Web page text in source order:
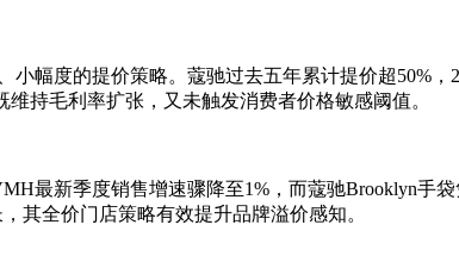
幅度的提价策略。蔻驰过去五年累计提价超50%
持毛利率扩张，又未触发消费者价格敏感阈值。
最新季度销售增速骤降至1%，而蔻驰Brooklyn手
其全价门店策略有效提升品牌溢价感知。